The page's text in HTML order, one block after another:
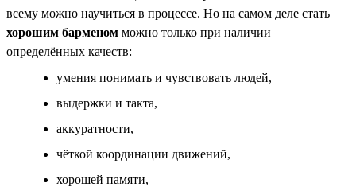
всему можно научиться в процессе. Но на самом деле стать
хорошим барменом можно только при наличии
определённых качеств:
умения понимать и чувствовать людей,
выдержки и такта,
аккуратности,
чёткой координации движений,
хорошей памяти,